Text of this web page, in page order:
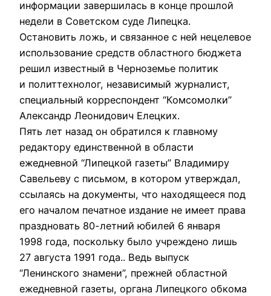
информации завершилась в конце прошлой
недели в Советском суде Липецка.
Остановить ложь, и связанное с ней нецелевое
использование средств областного бюджета
решил известный в Черноземье политик
и политтехнолог, независимый журналист,
специальный корреспондент “Комсомолки”
Александр Леонидович Елецких.
Пять лет назад он обратился к главному
редактору единственной в области
ежедневной “Липецкой газеты” Владимиру
Савельеву с письмом, в котором утверждал,
ссылаясь на документы, что находящееся под
его началом печатное издание не имеет права
праздновать 80-летний юбилей 6 января
1998 года, поскольку было учреждено лишь
27 августа 1991 года.. Ведь выпуск
“Ленинского знамени”, прежней областной
ежедневной газеты, органа Липецкого обкома